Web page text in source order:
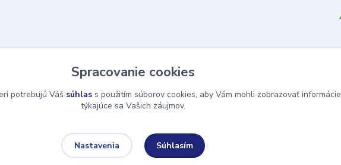
Spracovanie cookies
potrebujú Váš súhlas s použitím súborov cookies, aby Vám mohli zobrazovať informácie
týkajúce sa Vašich záujmov.
Nastavenia Súhlasím